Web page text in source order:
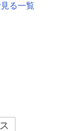
る一覧